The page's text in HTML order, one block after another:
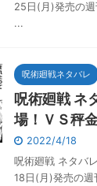
25日(月)発売の
...
呪術廻戦ネタバレ
呪術廻戦 ネ
場！ＶＳ秤
2022/4/18
呪術廻戦 ネタバ
18日(月)発売の